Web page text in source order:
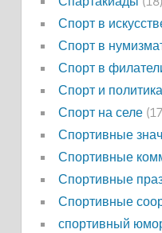
Спорт в
Спорт в
Спорт в
Спорт и политика
Спорт на селе
Спортивные
Спортивные
Спортивные
Спортивные
спортивный